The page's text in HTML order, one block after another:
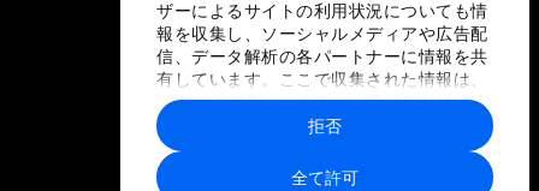
ザーによるサイトの利用状況についても情
報を収集し、ソーシャルメディアや広告配
信、データ解析の各パートナーに情報を共
有しています。ここで収集された情報は、
ユーザーが各パートナーに提供した他の情
報や各パートナーのサービスを使用した際
に収集された情報と組み合わされ、各パー
トナーによって使用されることがありま
全て許可
拒否